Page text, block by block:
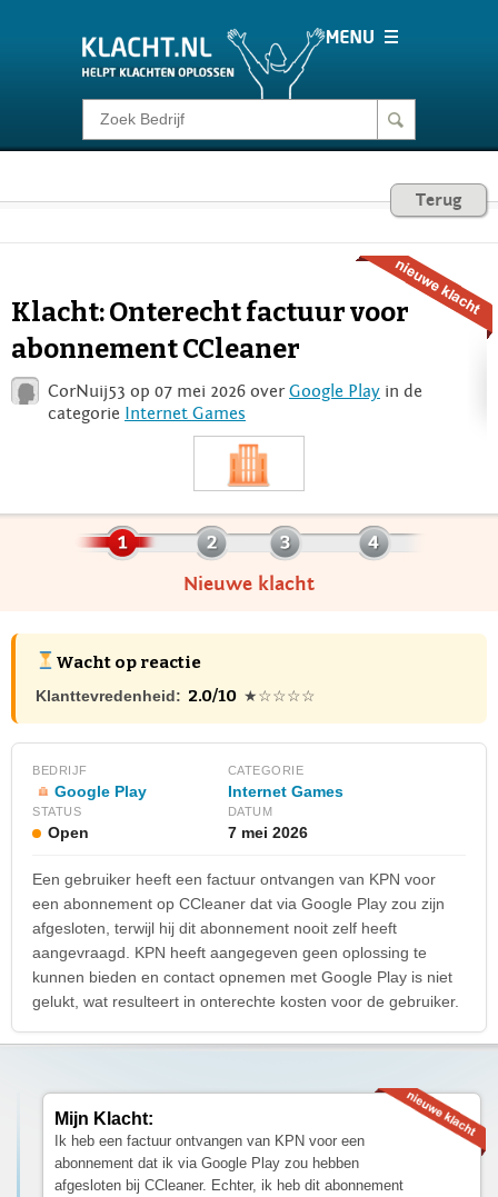
Klacht melden
Consumentenrecht
Voor Bedrijven
Login
Terug
Klacht: Onterecht factuur voor
abonnement CCleaner
CorNuij53 op 07 mei 2026 overGoogle Play in de
categorie Internet Games
Nieuwe klacht
Wacht op reactie
Klanttevredenheid: 2.0/10 ★☆☆☆☆
BEDRIJF
Google Play
CATEGORIE
Internet Games
STATUS
Open
DATUM
7 mei 2026
Een gebruiker heeft een factuur ontvangen van KPN voor
een abonnement op CCleaner dat via Google Play zou zijn
afgesloten, terwijl hij dit abonnement nooit zelf heeft
aangevraagd. KPN heeft aangegeven geen oplossing te
kunnen bieden en contact opnemen met Google Play is niet
gelukt, wat resulteert in onterechte kosten voor de gebruiker.
Mijn Klacht:
Ik heb een factuur ontvangen van KPN voor een
abonnement dat ik via Google Play zou hebben
afgesloten bij CCleaner. Echter, ik heb dit abonnement